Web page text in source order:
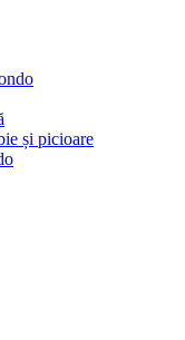
și picioare